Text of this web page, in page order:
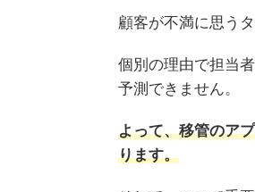
顧客が不満に思う
個別の理由で担当
予測できません。
よって、移管のア
ります。